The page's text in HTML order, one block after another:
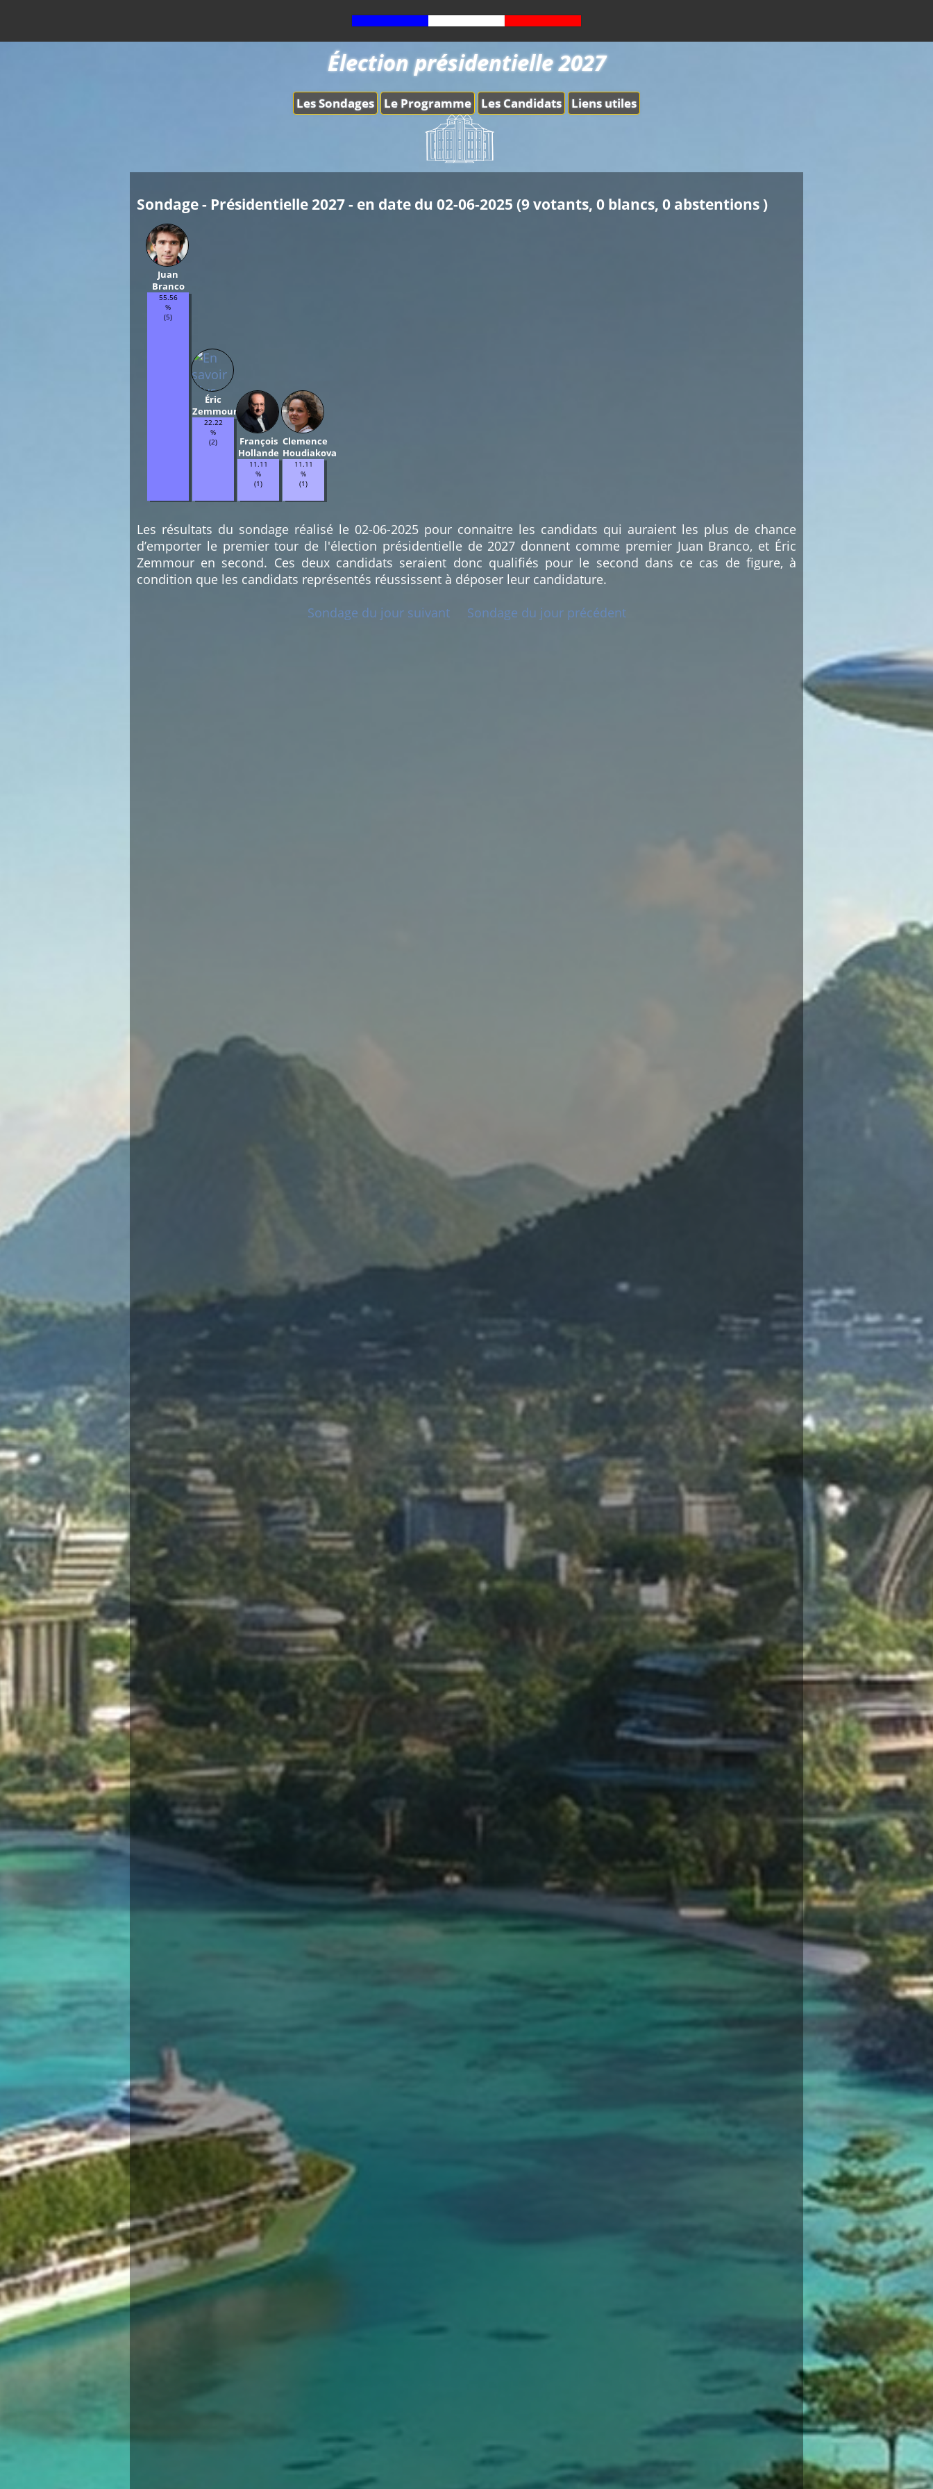
Les Sondages Le Programme Les Candidats Liens utiles
Élection présidentielle 2027
Sondage - Présidentielle 2027 - en date du 02-06-2025 (9 votants, 0 blancs, 0 abstentions )
Juan
Branco
55.56
%
(5)
Éric
Zemmour
22.22
%
(2)
François
Hollande
11.11
%
(1)
Clemence
Houdiakova
11.11
%
(1)
Les résultats du sondage réalisé le 02-06-2025 pour connaitre les candidats qui auraient les plus de chance
d’emporter le premier tour de l'élection présidentielle de 2027 donnent comme premier Juan Branco, et Éric
Zemmour en second. Ces deux candidats seraient donc qualifiés pour le second dans ce cas de figure, à
condition que les candidats représentés réussissent à déposer leur candidature.
Sondage du jour suivant
Sondage du jour précédent